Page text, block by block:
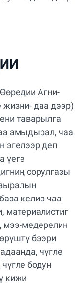
Агни-
даа дээр)
таварылга
амыдырал, чаа
эгелээр деп
үеге
сорулгазы
келир чаа
материалистиг
мээ-медерелин
бээри
чүгле
бодун
кижи